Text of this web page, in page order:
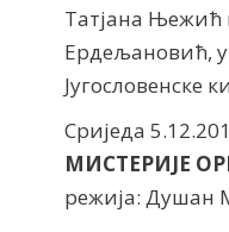
Татјана Њежић
Ердељановић,
Југословенске
Сриједа
МИСТЕРИЈЕ
режија: Душан